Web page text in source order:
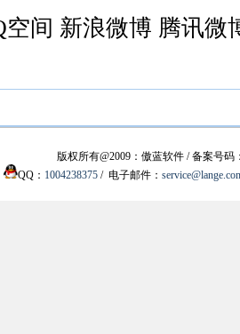
空间 新浪微博 腾讯微
版权所有@2009：傲蓝软件 / 备案号码
QQ： 1004238375 / 电子邮件：